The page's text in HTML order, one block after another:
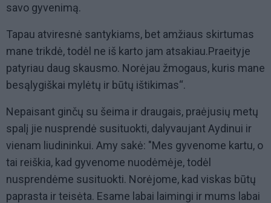
savo gyvenimą.
Tapau atviresnė santykiams, bet amžiaus skirtumas
mane trikdė, todėl ne iš karto jam atsakiau.Praeityje
patyriau daug skausmo. Norėjau žmogaus, kuris mane
besąlygiškai mylėtų ir būtų ištikimas“.
Nepaisant ginčų su šeima ir draugais, praėjusių metų
spalį jie nusprendė susituokti, dalyvaujant Aydinui ir
vienam liudininkui. Amy sakė: "Mes gyvenome kartu, o
tai reiškia, kad gyvenome nuodėmėje, todėl
nusprendėme susituokti. Norėjome, kad viskas būtų
paprasta ir teisėta. Esame labai laimingi ir mums labai